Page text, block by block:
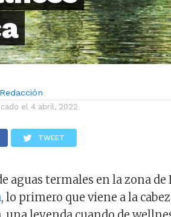
Redacción
el 4 abril, 2022
TWEET
aguas termales en la zona de
, lo primero que viene a la